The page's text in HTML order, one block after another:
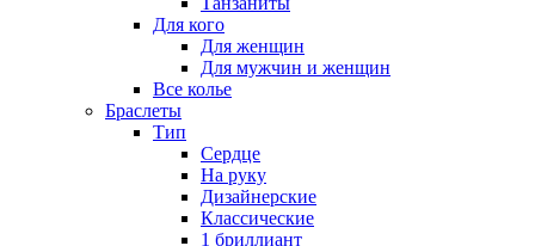
Для кого
Для женщин
Для мужчин и женщин
Все колье
Браслеты
Тип
Сердце
На руку
Дизайнерские
Классические
1 бриллиант